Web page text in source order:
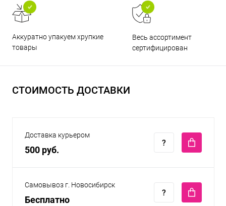
Аккуратно упакуем хрупкие
товары
Весь ассортимент
сертифицирован
СТОИМОСТЬ ДОСТАВКИ
Доставка курьером
500 руб.
Самовывоз г. Новосибирск
Бесплатно